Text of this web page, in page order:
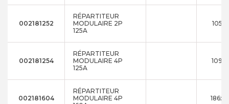
002181252
RÉPARTITEUR
MODULAIRE 2P
125A
002181254
RÉPARTITEUR
MODULAIRE 4P
125A
002181604
RÉPARTITEUR
MODULAIRE 4P